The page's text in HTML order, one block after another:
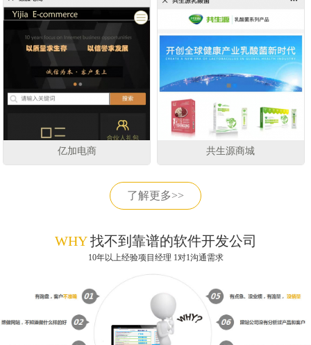
亿加电商 共生源商城
了解更多>>
WHY找不到靠谱的软件开发公司
10年以上经验项目经理 1对1沟通需求